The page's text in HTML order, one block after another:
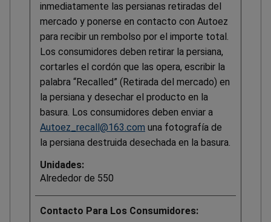
inmediatamente las persianas retiradas del
mercado y ponerse en contacto con Autoez
para recibir un rembolso por el importe total.
Los consumidores deben retirar la persiana,
cortarles el cordón que las opera, escribir la
palabra “Recalled” (Retirada del mercado) en
la persiana y desechar el producto en la
basura. Los consumidores deben enviar a
Autoez_recall@163.com una fotografía de
la persiana destruida desechada en la basura.
Unidades:
Alrededor de 550
Contacto Para Los Consumidores: